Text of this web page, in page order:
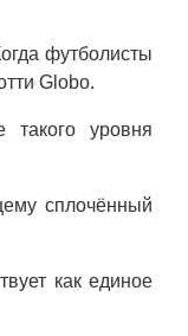
футболисты
Globo.
уровня
сплочённый
как единое